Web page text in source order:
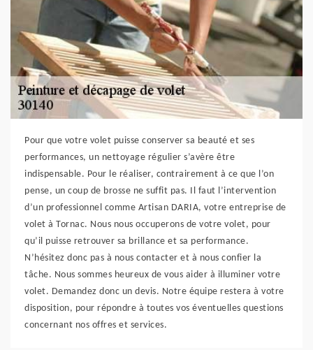
Pour que votre volet puisse conserver sa beauté et ses
performances, un nettoyage régulier s’avère être
indispensable. Pour le réaliser, contrairement à ce que l’on
pense, un coup de brosse ne suffit pas. Il faut l’intervention
d’un professionnel comme Artisan DARIA, votre entreprise de
volet à Tornac. Nous nous occuperons de votre volet, pour
qu’il puisse retrouver sa brillance et sa performance.
N’hésitez donc pas à nous contacter et à nous confier la
tâche. Nous sommes heureux de vous aider à illuminer votre
volet. Demandez donc un devis. Notre équipe restera à votre
disposition, pour répondre à toutes vos éventuelles questions
concernant nos offres et services.